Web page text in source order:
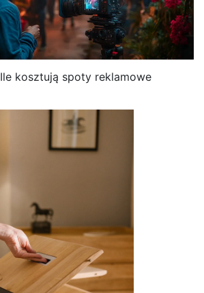
Ile kosztują spoty reklamowe